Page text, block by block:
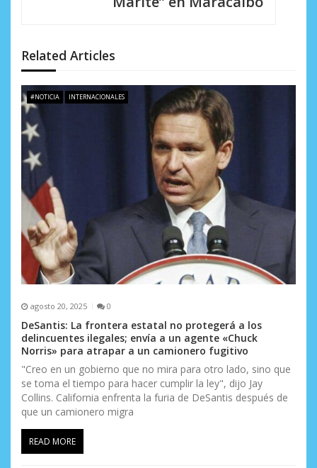
d
e
e
n
t
r
a
d
s
Related Articles
#NOTICIA INTERNACIONALES
agosto 20, 2025 0
DeSantis: La frontera estatal no protegerá a los
delincuentes ilegales; envía a un agente «Chuck
Norris» para atrapar a un camionero fugitivo
"Creo en un gobierno que no mira para otro lado, sino que
se toma el tiempo para hacer cumplir la ley", dijo Jay
Collins. California enfrenta la furia de DeSantis después de
que un camionero migra
READ MORE